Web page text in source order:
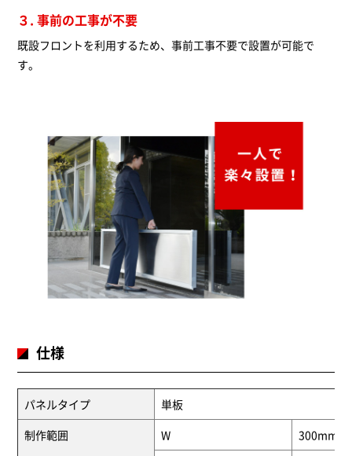
３. 事前の工事が不要
既設フロントを利用するため、事前工事不要で設置が可能で
す。
仕様
パネルタイプ
単板
制作範囲
W
300mm